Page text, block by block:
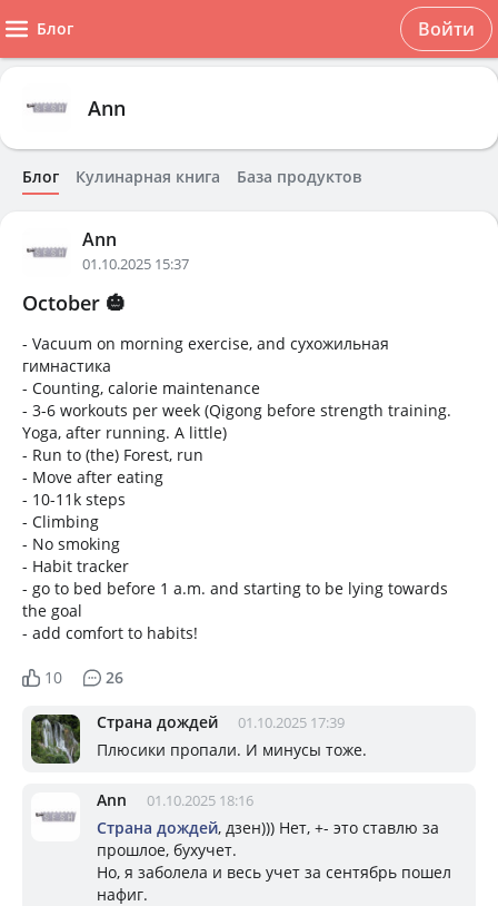
Блог Войти
Ann
Блог Кулинарная книга База продуктов
Ann
01.10.2025 15:37
October 🎃
- Vacuum on morning exercise, and сухожильная
гимнастика
- Counting, calorie maintenance
- 3-6 workouts per week (Qigong before strength training.
Yoga, after running. A little)
- Run to (the) Forest, run
- Move after eating
- 10-11k steps
- Climbing
- No smoking
- Habit tracker
- go to bed before 1 a.m. and starting to be lying towards
the goal
- add comfort to habits!
10 26
Страна дождей 01.10.2025 17:39
Плюсики пропали. И минусы тоже.
Ann 01.10.2025 18:16
Страна дождей, дзен))) Нет, +- это ставлю за
прошлое, бухучет.
Но, я заболела и весь учет за сентябрь пошел
нафиг.